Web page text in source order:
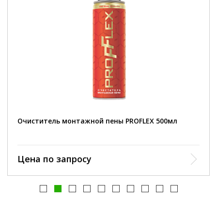
Очиститель монтажной пены PROFLEX 500мл
для устранения незатвердевшей монтажной пены с
оконных и дверных монтажных конструкций, рам,
проемов, откосов, одежды, а также для промывки
Цена по запросу